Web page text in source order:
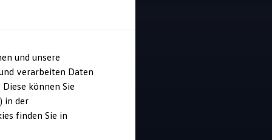
Dieter
und unsere
verarbeiten Daten
können Sie
in der
finden Sie in